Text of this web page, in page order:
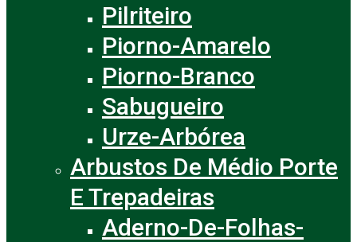
Pilriteiro
Piorno-Amarelo
Piorno-Branco
Sabugueiro
Urze-Arbórea
Arbustos De Médio Porte
E Trepadeiras
Aderno-De-Folhas-